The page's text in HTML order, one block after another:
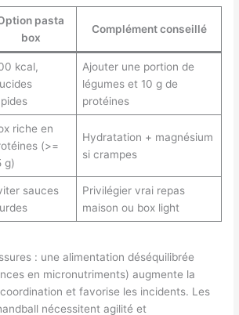
pasta
box
Complément conseillé
kcal,
Ajouter une portion de
légumes et 10 g de
protéines
riche en
(>=
g)
Hydratation + magnésium
si crampes
sauces
Privilégier vrai repas
maison ou box light
: une alimentation déséquilibrée
en micronutriments) augmente la
et favorise les incidents. Les
nécessitent agilité et